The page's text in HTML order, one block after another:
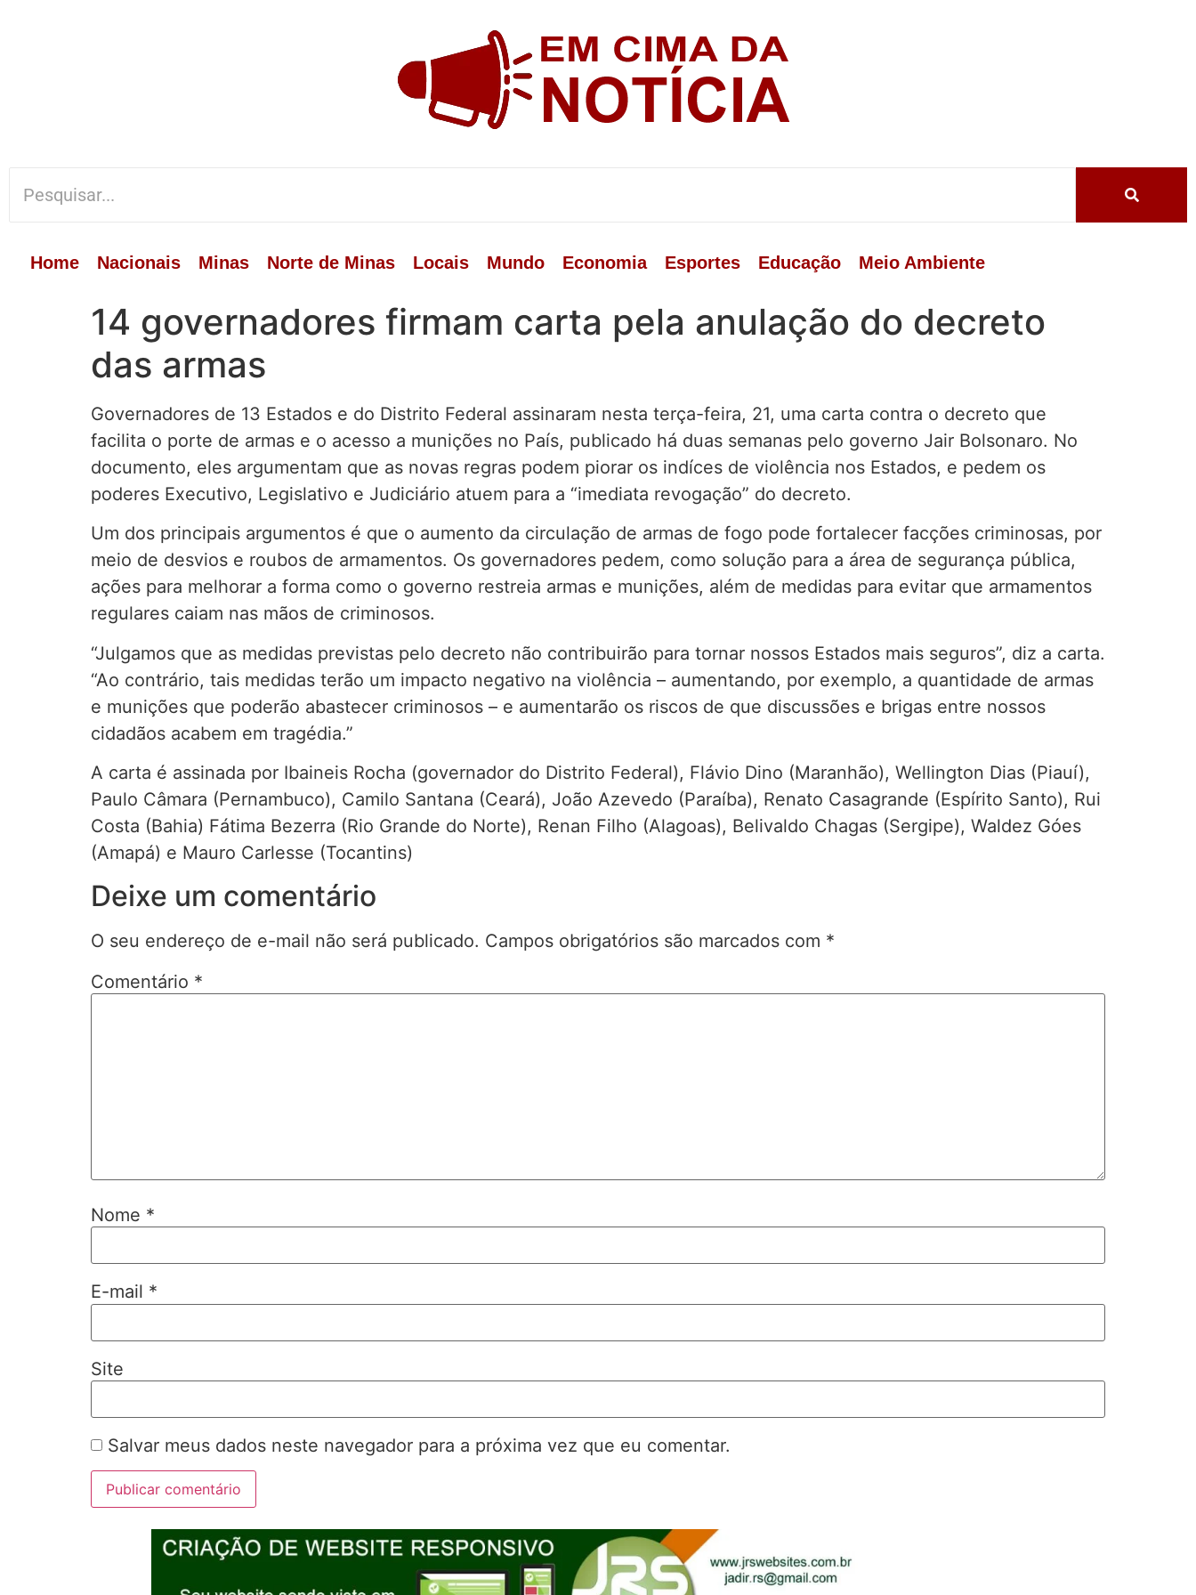
Home Nacionais Minas Norte de Minas Locais Mundo Economia Esportes Educação Meio Ambiente
14 governadores firmam carta pela anulação do decreto
das armas
Governadores de 13 Estados e do Distrito Federal assinaram nesta terça-feira, 21, uma carta contra o decreto que
facilita o porte de armas e o acesso a munições no País, publicado há duas semanas pelo governo Jair Bolsonaro. No
documento, eles argumentam que as novas regras podem piorar os indíces de violência nos Estados, e pedem os
poderes Executivo, Legislativo e Judiciário atuem para a “imediata revogação” do decreto.
Um dos principais argumentos é que o aumento da circulação de armas de fogo pode fortalecer facções criminosas, por
meio de desvios e roubos de armamentos. Os governadores pedem, como solução para a área de segurança pública,
ações para melhorar a forma como o governo restreia armas e munições, além de medidas para evitar que armamentos
regulares caiam nas mãos de criminosos.
“Julgamos que as medidas previstas pelo decreto não contribuirão para tornar nossos Estados mais seguros”, diz a carta.
“Ao contrário, tais medidas terão um impacto negativo na violência – aumentando, por exemplo, a quantidade de armas
e munições que poderão abastecer criminosos – e aumentarão os riscos de que discussões e brigas entre nossos
cidadãos acabem em tragédia.”
A carta é assinada por Ibaineis Rocha (governador do Distrito Federal), Flávio Dino (Maranhão), Wellington Dias (Piauí),
Paulo Câmara (Pernambuco), Camilo Santana (Ceará), João Azevedo (Paraíba), Renato Casagrande (Espírito Santo), Rui
Costa (Bahia) Fátima Bezerra (Rio Grande do Norte), Renan Filho (Alagoas), Belivaldo Chagas (Sergipe), Waldez Góes
(Amapá) e Mauro Carlesse (Tocantins)
Deixe um comentário
O seu endereço de e-mail não será publicado. Campos obrigatórios são marcados com *
Comentário *
Nome *
E-mail *
Site
Salvar meus dados neste navegador para a próxima vez que eu comentar.